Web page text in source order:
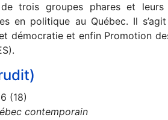
trois groupes phares et
en politique au Québec. Il
démocratie et enfin Promotion
(18)
contemporain